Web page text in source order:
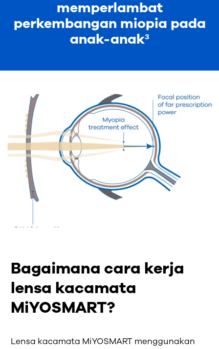
memperlambat
perkembangan miopia pada
anak-anak³
Bagaimana cara kerja
lensa kacamata
MiYOSMART?
Lensa kacamata MiYOSMART menggunakan